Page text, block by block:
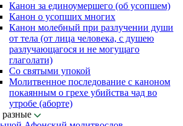
Канон за единоумершего (об усопшем)
Канон о усопших многих
Канон молебный при разлучении души
от тела (от лица человека, с душею
разлучающагося и не могущаго
глаголати)
Со святыми упокой
Молитвенное последование с каноном
покаянным о грехе убийства чад во
утробе (аборте)